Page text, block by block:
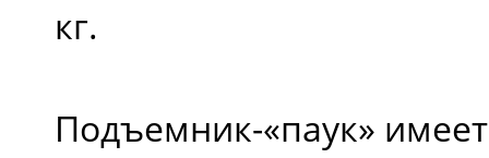
кг.
Подъемник-«паук»